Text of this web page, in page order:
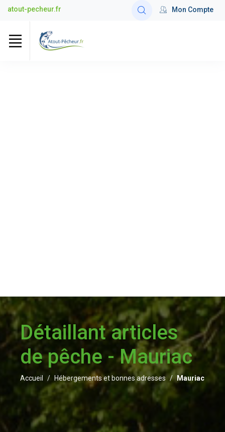
atout-pecheur.fr Mon Compte
Détaillant articles
de pêche - Mauriac
Accueil Hébergements et bonnes adresses Mauriac